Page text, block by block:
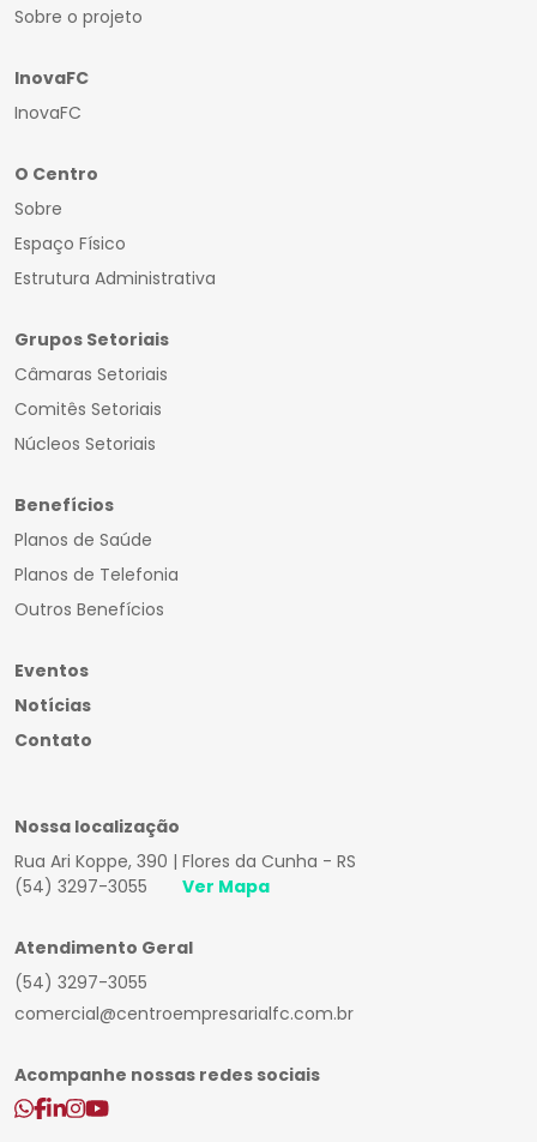
Sobre o projeto
InovaFC
InovaFC
O Centro
Sobre
Espaço Físico
Estrutura Administrativa
Grupos Setoriais
Câmaras Setoriais
Comitês Setoriais
Núcleos Setoriais
Benefícios
Planos de Saúde
Planos de Telefonia
Outros Benefícios
Eventos
Notícias
Contato
Nossa localização
Rua Ari Koppe, 390 | Flores da Cunha - RS
(54) 3297-3055
Ver Mapa
Atendimento Geral
(54) 3297-3055
comercial@centroempresarialfc.com.br
Acompanhe nossas redes sociais